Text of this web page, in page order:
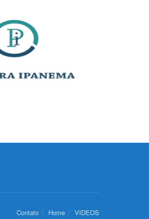
Contato Home VIDEOS